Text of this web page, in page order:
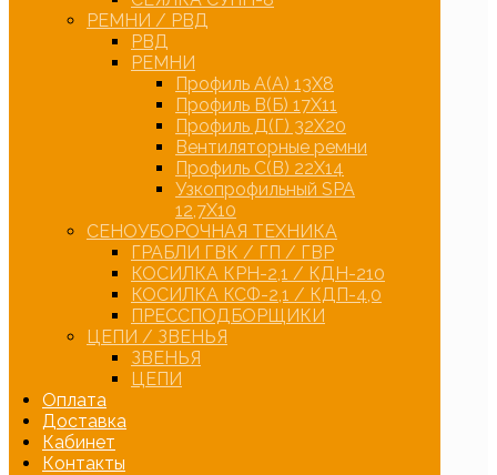
РЕМНИ / РВД
РВД
РЕМНИ
Профиль А(А) 13Х8
Профиль В(Б) 17Х11
Профиль Д(Г) 32Х20
Вентиляторные ремни
Профиль С(В) 22Х14
Узкопрофильный SPA
12,7Х10
СЕНОУБОРОЧНАЯ ТЕХНИКА
ГРАБЛИ ГВК / ГП / ГВР
КОСИЛКА КРН-2,1 / КДН-210
КОСИЛКА КСФ-2,1 / КДП-4,0
ПРЕССПОДБОРЩИКИ
ЦЕПИ / ЗВЕНЬЯ
ЗВЕНЬЯ
ЦЕПИ
Оплата
Доставка
Кабинет
Контакты